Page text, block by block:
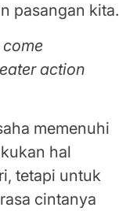
pasangan kita.
come
action
memenuhi
hal
tetapi untuk
cintanya